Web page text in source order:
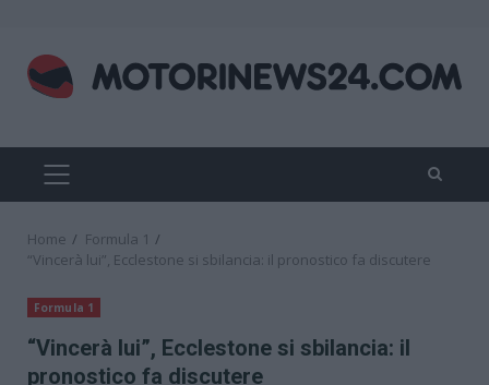
content
PRIMARY
MENU
Home
Formula 1
“Vincerà lui”, Ecclestone si sbilancia: il pronostico fa discutere
Formula 1
“Vincerà lui”, Ecclestone si sbilancia: il
pronostico fa discutere